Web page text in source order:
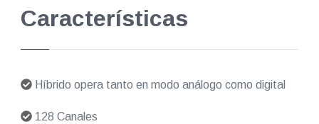
Características
Híbrido opera tanto en modo análogo como digital
128 Canales